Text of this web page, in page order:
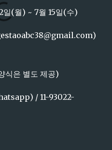
일(월) ~ 7월 15일(수)
식은 별도 제공)
/ 11-93022-